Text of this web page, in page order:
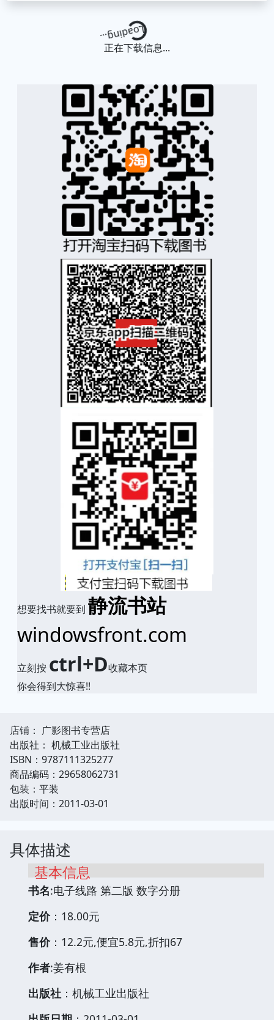
Loading...
正在下载信息...
想要找书就要到 静流书站
windowsfront.com
立刻按 ctrl+D收藏本页
你会得到大惊喜!!
店铺： 广影图书专营店
出版社： 机械工业出版社
ISBN：9787111325277
商品编码：29658062731
包装：平装
出版时间：2011-03-01
具体描述
基本信息
书名:电子线路 第二版 数字分册
定价：18.00元
售价：12.2元,便宜5.8元,折扣67
作者:姜有根
出版社 ：机械工业出版社